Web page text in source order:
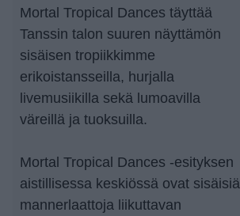
Mortal Tropical Dances täyttää
Tanssin talon suuren näyttämön
sisäisen tropiikkimme
erikoistansseilla, hurjalla
livemusiikilla sekä lumoavilla
väreillä ja tuoksuilla.
Mortal Tropical Dances -esityksen
aistillisessa keskiössä ovat sisäisiä
mannerlaattoja liikuttavan